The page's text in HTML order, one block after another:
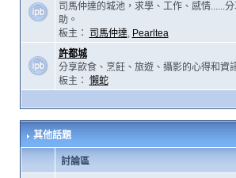
司馬仲達的城池，求學、工作、感情......
助。
板主：
司馬仲達, Pearltea
許都城
分享飲食、烹飪、旅遊、攝影的心得和資
板主： 懶蛇
其他話題
討論區